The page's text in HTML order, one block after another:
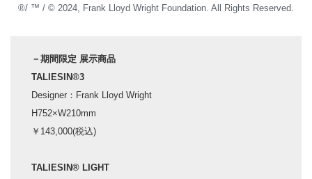
®/ ™ / © 2024, Frank Lloyd Wright Foundation. All Rights Reserved.
－期間限定 展示商品
TALIESIN®3
Designer：Frank Lloyd Wright
H752×W210mm
￥143,000(税込)
TALIESIN® LIGHT